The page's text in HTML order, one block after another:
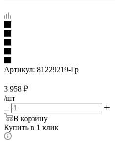
Артикул: 81229219-Гр
3 958 ₽
/шт
В корзину
Купить в 1 клик